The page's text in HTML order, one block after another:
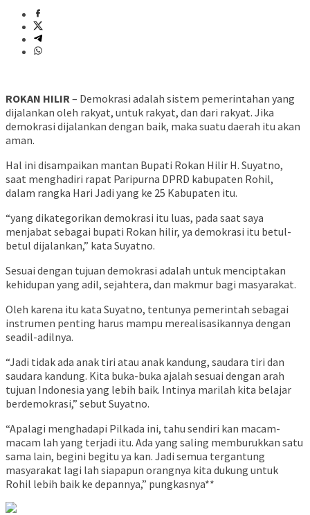
ROKAN HILIR– Demokrasi adalah sistem pemerintahan yang
dijalankan oleh rakyat, untuk rakyat, dan dari rakyat. Jika
demokrasi dijalankan dengan baik, maka suatu daerah itu akan
aman.
Hal ini disampaikan mantan Bupati Rokan Hilir H. Suyatno,
saat menghadiri rapat Paripurna DPRD kabupaten Rohil,
dalam rangka Hari Jadi yang ke 25 Kabupaten itu.
“yang dikategorikan demokrasi itu luas, pada saat saya
menjabat sebagai bupati Rokan hilir, ya demokrasi itu betul-
betul dijalankan,” kata Suyatno.
Sesuai dengan tujuan demokrasi adalah untuk menciptakan
kehidupan yang adil, sejahtera, dan makmur bagi masyarakat.
Oleh karena itu kata Suyatno, tentunya pemerintah sebagai
instrumen penting harus mampu merealisasikannya dengan
seadil-adilnya.
“Jadi tidak ada anak tiri atau anak kandung, saudara tiri dan
saudara kandung. Kita buka-buka ajalah sesuai dengan arah
tujuan Indonesia yang lebih baik. Intinya marilah kita belajar
berdemokrasi,” sebut Suyatno.
“Apalagi menghadapi Pilkada ini, tahu sendiri kan macam-
macam lah yang terjadi itu. Ada yang saling memburukkan satu
sama lain, begini begitu ya kan. Jadi semua tergantung
masyarakat lagi lah siapapun orangnya kita dukung untuk
Rohil lebih baik ke depannya,” pungkasnya**